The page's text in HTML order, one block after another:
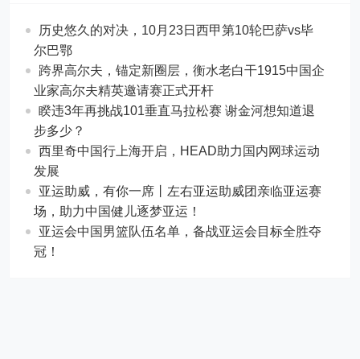
历史悠久的对决，10月23日西甲第10轮巴萨vs毕
尔巴鄂
跨界高尔夫，锚定新圈层，衡水老白干1915中国企
业家高尔夫精英邀请赛正式开杆
睽违3年再挑战101垂直马拉松赛 谢金河想知道退
步多少？
西里奇中国行上海开启，HEAD助力国内网球运动
发展
亚运助威，有你一席丨左右亚运助威团亲临亚运赛
场，助力中国健儿逐梦亚运！
亚运会中国男篮队伍名单，备战亚运会目标全胜夺
冠！